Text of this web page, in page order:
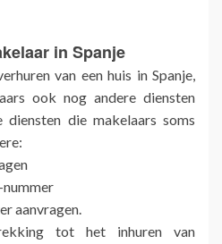
in Spanje
van een huis in Spanje,
ook nog andere diensten
diensten die makelaars soms
nummer
aanvragen.
tot het inhuren van